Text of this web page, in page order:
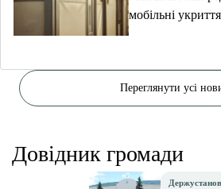
мобільні
Переглянути усі
Довідник громади